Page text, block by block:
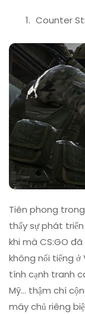
Counter
Tiên phong
thấy sự phát
khi mà CS:GO
không nổi tiếng
tính cạnh tranh
Mỹ… thậm chí
máy chủ riêng